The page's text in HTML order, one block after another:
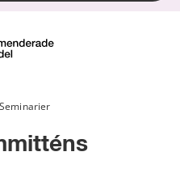
Seminarier